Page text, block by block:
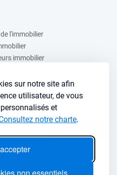
sur notre site afin
utilisateur, de vous
et
notre charte.
l'immobilier
immobilier
dans l’immobilier ?
gratuite :